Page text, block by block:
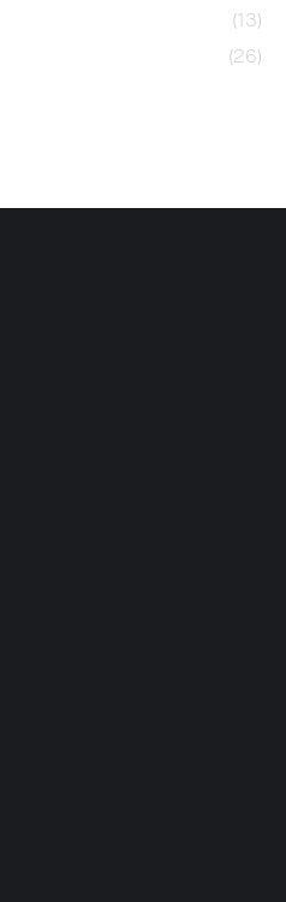
(13)
(26)